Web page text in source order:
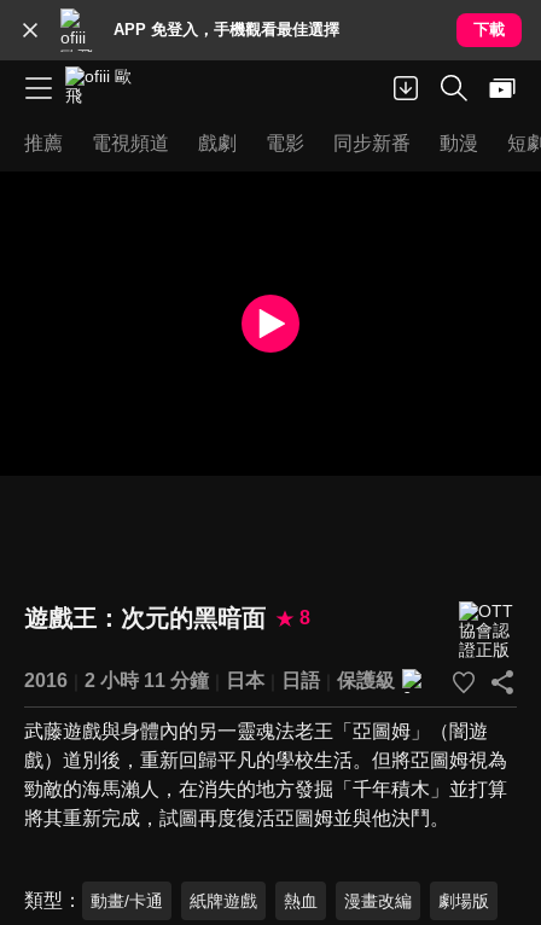
APP 免登入，手機觀看最佳選擇 下載
推薦 電視頻道 戲劇 電影 同步新番 動漫 短
遊戲王：次元的黑暗面 8
2016 2 小時 11 分鐘 日本 日語 保護級
武藤遊戲與身體內的另一靈魂法老王「亞圖姆」（闇遊
戲）道別後，重新回歸平凡的學校生活。但將亞圖姆視為
勁敵的海馬瀨人，在消失的地方發掘「千年積木」並打算
將其重新完成，試圖再度復活亞圖姆並與他決鬥。
類型 動畫/卡通 紙牌遊戲 熱血 漫畫改編 劇場版